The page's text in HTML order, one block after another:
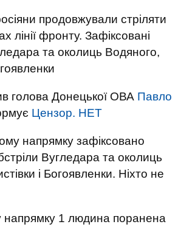
продовжували стріляти
лінії фронту. Зафіксовані
та околиць Водяного,
голова Донецької ОВА Павло
Цензор. НЕТ
напрямку зафіксовано
Вугледара та околиць
і Богоявленки. Ніхто не
напрямку 1 людина поранена